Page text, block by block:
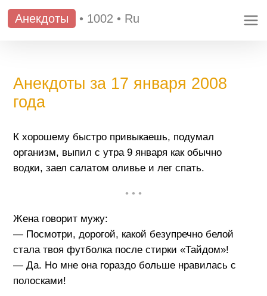
Анекдоты • 1002 • Ru
Анекдоты за 17 января 2008
года
К хорошему быстро привыкаешь, подумал
организм, выпил с утра 9 января как обычно
водки, заел салатом оливье и лег спать.
• • •
Жена говорит мужу:
— Посмотри, дорогой, какой безупречно белой
стала твоя футболка после стирки «Тайдом»!
— Да. Но мне она гораздо больше нравилась с
полосками!